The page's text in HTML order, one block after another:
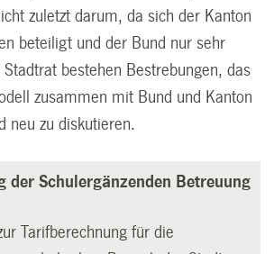
zuletzt darum, da sich der Kanton
beteiligt und der Bund nur sehr
bestehen Bestrebungen, das
zusammen mit Bund und Kanton
neu zu diskutieren.
der Schulergänzenden Betreuung
Tarifberechnung für die